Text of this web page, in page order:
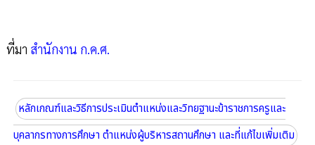
ที่มา สำนักงาน ก.ค.ศ.
หลักเกณฑ์และวิธีการประเมินตำแหน่งและวิทยฐานะข้าราชการครูและ
บุคลากรทางการศึกษา ตำแหน่งผู้บริหารสถานศึกษา และที่แก้ไขเพิ่มเติม